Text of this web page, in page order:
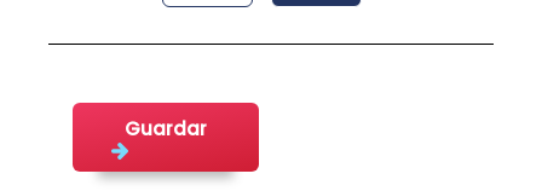
cabildoemplea@fifede.org
Guardar